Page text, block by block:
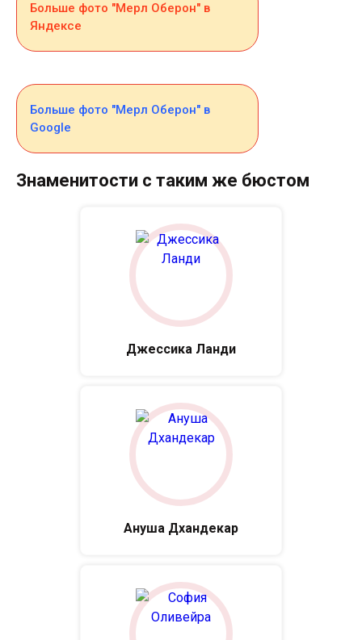
Больше фото "Мерл Оберон" в
Яндексе
Больше фото "Мерл Оберон" в
Google
Знаменитости с таким же бюстом
Джессика Ланди
Ануша Дхандекар